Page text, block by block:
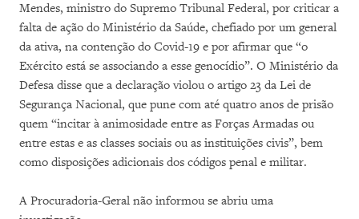
Mendes, ministro do Supremo Tribunal Federal, por criticar a
falta de ação do Ministério da Saúde, chefiado por um general
da ativa, na contenção do Covid-19 e por afirmar que “o
Exército está se associando a esse genocídio”. O Ministério da
Defesa disse que a declaração violou o artigo 23 da Lei de
Segurança Nacional, que pune com até quatro anos de prisão
quem “incitar à animosidade entre as Forças Armadas ou
entre estas e as classes sociais ou as instituições civis”, bem
como disposições adicionais dos códigos penal e militar.
A Procuradoria-Geral não informou se abriu uma